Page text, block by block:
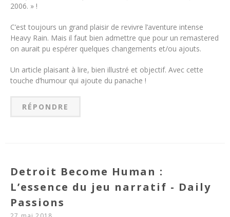
2006. » !
C’est toujours un grand plaisir de revivre l’aventure intense
Heavy Rain. Mais il faut bien admettre que pour un remastered
on aurait pu espérer quelques changements et/ou ajouts.
Un article plaisant à lire, bien illustré et objectif. Avec cette
touche d’humour qui ajoute du panache !
RÉPONDRE
Detroit Become Human :
L’essence du jeu narratif - Daily
Passions